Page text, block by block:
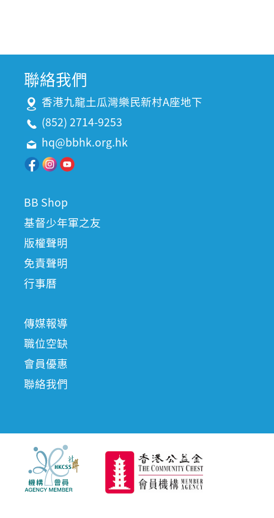
聯絡我們
香港九龍土瓜灣樂民新村A座地下
(852) 2714-9253
hq@bbhk.org.hk
BB Shop
基督少年軍之友
版權聲明
免責聲明
行事曆
傳媒報導
職位空缺
會員優惠
聯絡我們